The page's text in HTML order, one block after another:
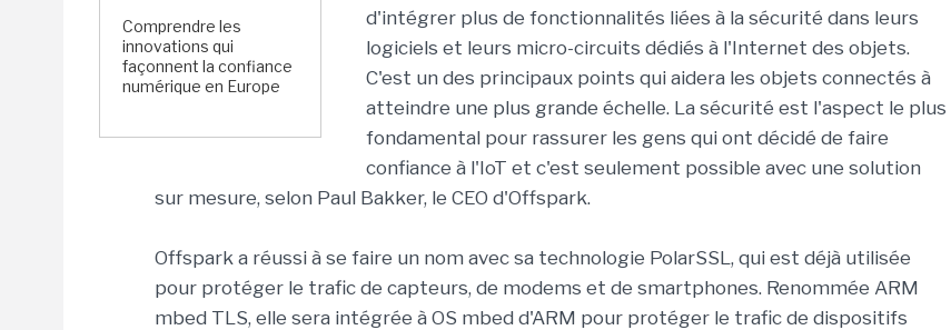
Comprendre les
innovations qui
façonnent la confiance
numérique en Europe
d'intégrer plus de fonctionnalités liées à la sécurité dans leurs
logiciels et leurs micro-circuits dédiés à l'Internet des objets.
C'est un des principaux points qui aidera les objets connectés à
atteindre une plus grande échelle. La sécurité est l'aspect le plus
fondamental pour rassurer les gens qui ont décidé de faire
confiance à l'IoT et c'est seulement possible avec une solution
sur mesure, selon Paul Bakker, le CEO d'Offspark.
Offspark a réussi à se faire un nom avec sa technologie PolarSSL, qui est déjà utilisée
pour protéger le trafic de capteurs, de modems et de smartphones. Renommée ARM
mbed TLS, elle sera intégrée à OS mbed d'ARM pour protéger le trafic de dispositifs